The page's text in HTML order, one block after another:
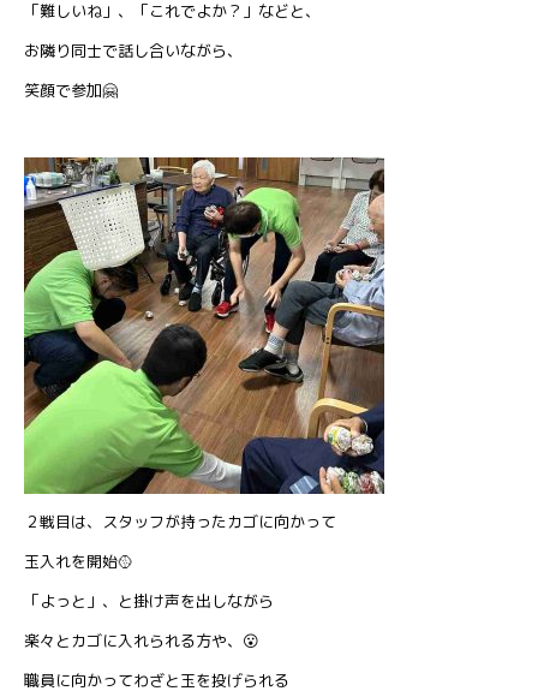
「難しいね」、「これでよか？」などと、
お隣り同士で話し合いながら、
笑顔で参加🤗
２戦目は、スタッフが持ったカゴに向かって
玉入れを開始🥎
「よっと」、と掛け声を出しながら
楽々とカゴに入れられる方や、😮
職員に向かってわざと玉を投げられる